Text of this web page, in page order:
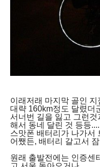
이래저래 마지막 골인
대략 160km정도 달렸더
서너번 길을 잃고 그런
해서 동네 달린 것 등등....
스맛폰 배터리가 나가서
어쨌든, 배터리 갈고서
원래 출발전에는 인증센